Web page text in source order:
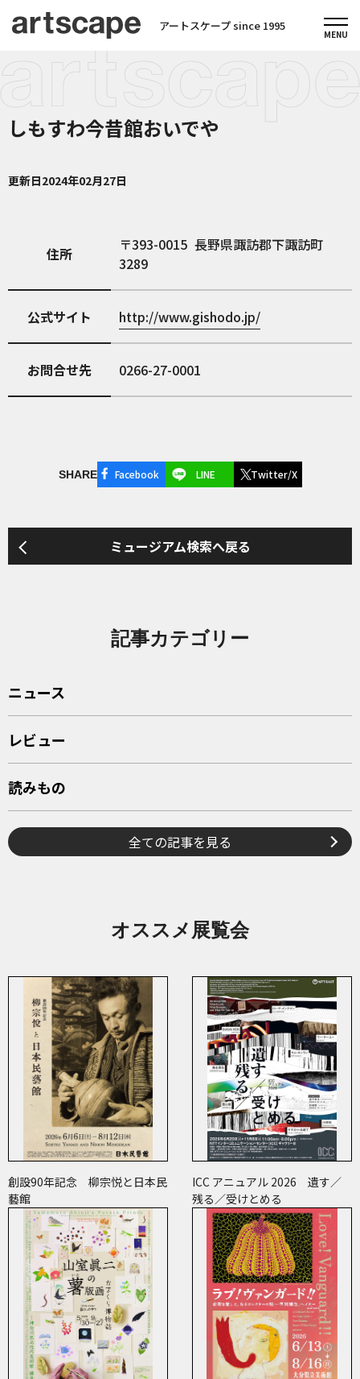
アートスケープ since 1995
しもすわ今昔館おいでや
更新日2024年02月27日
住所 393-0015 長野県諏訪郡下諏訪町
3289
公式サイト http://www.gishodo.jp/
お問合せ先 0266-27-0001
SHARE Facebook LINE Twitter/X
ミュージアム検索へ戻る
記事カテゴリー
ニュース
レビュー
読みもの
全ての記事を見る
オススメ展覧会
創設90年記念 柳宗悦と日本民
藝館
ICC アニュアル 2026 遺す／
残る／受けとめる